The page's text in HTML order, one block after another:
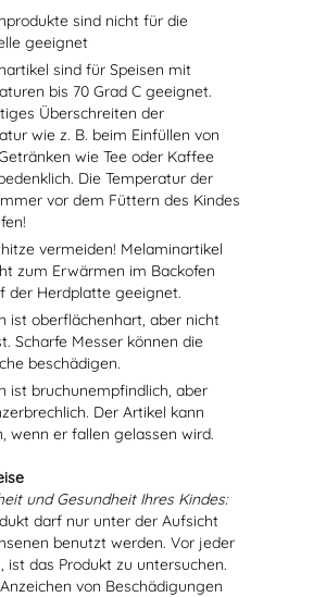
sind nicht für die
geeignet
sind für Speisen mit
bis 70 Grad C geeignet.
Überschreiten der
wie z. B. beim Einfüllen von
wie Tee oder Kaffee
Die Temperatur der
vor dem Füttern des Kindes
vermeiden! Melaminartikel
zum Erwärmen im Backofen
der Herdplatte geeignet.
ist oberflächenhart, aber nicht
Scharfe Messer können die
beschädigen.
ist bruchunempfindlich, aber
Der Artikel kann
wenn er fallen gelassen wird.
und Gesundheit Ihres Kindes:
darf nur unter der Aufsicht
benutzt werden. Vor jeder
ist das Produkt zu untersuchen.
von Beschädigungen